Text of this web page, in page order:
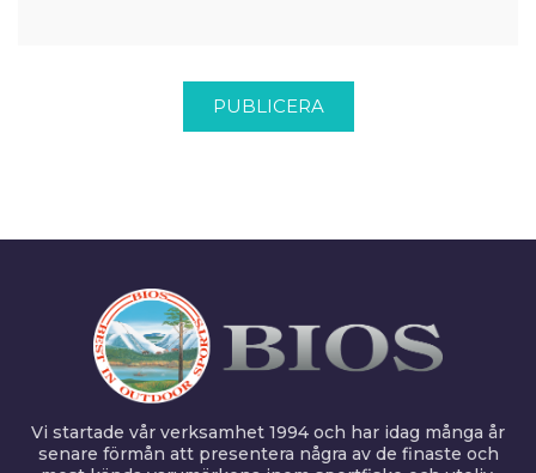
PUBLICERA
Vi startade vår verksamhet 1994 och har idag många år
senare förmån att presentera några av de finaste och